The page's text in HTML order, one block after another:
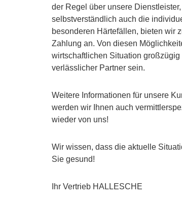
der Regel über unsere
selbstverständlich auch die
besonderen Härtefällen, bieten wir
Zahlung an. Von diesen
wirtschaftlichen Situation
verlässlicher Partner sein.
Weitere Informationen für unsere
werden wir Ihnen auch
wieder von uns!
Wir wissen, dass die aktuelle
Sie gesund!
Ihr Vertrieb HALLESCHE